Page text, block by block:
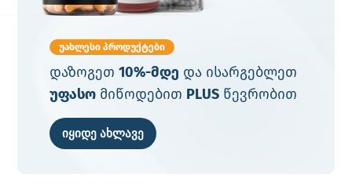
უახლესი პროდუქტები
დაზოგეთ 10%-მდე და ისარგებლეთ
უფასომიწოდებით PLUSწევრობით
იყიდე ახლავე